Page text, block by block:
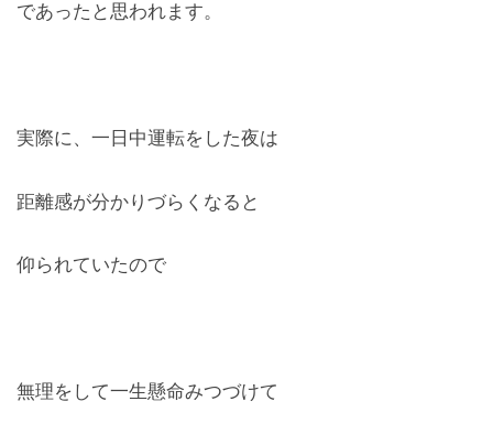
であったと思われます。
実際に、一日中運転をした夜は
距離感が分かりづらくなると
仰られていたので
無理をして一生懸命みつづけて